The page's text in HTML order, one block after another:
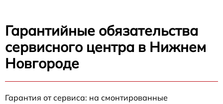
Гарантийные обязательства
сервисного центра в Нижнем
Новгороде
Гарантия от сервиса: на смонтированные